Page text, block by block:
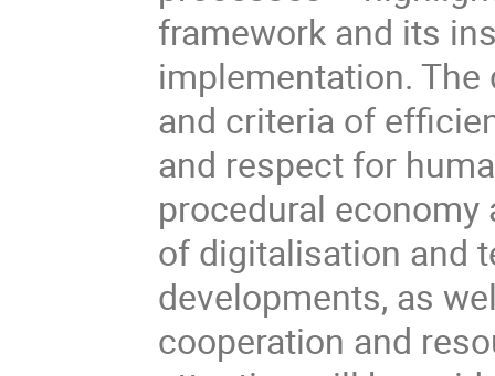
framework and its
implementation.
and criteria of
and respect for
procedural
of digitalisation and
developments, as
cooperation and